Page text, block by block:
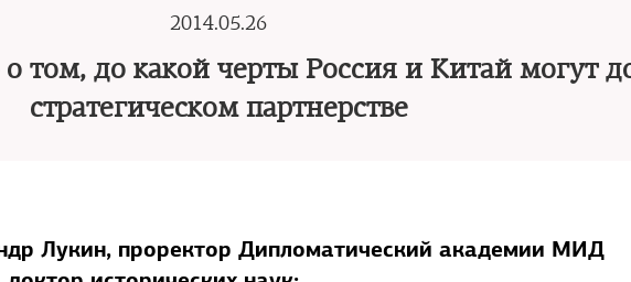
2014.05.26
том, до какой черты Россия и Китай могут
стратегическом партнерстве
Лукин, проректор Дипломатический академии МИД